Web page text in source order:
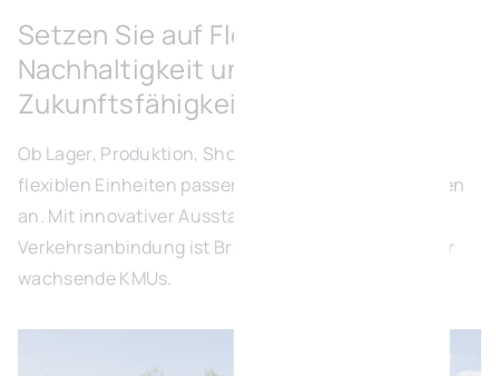
Setzen Sie auf Flexibilität,
Nachhaltigkeit und
Zukunftsfähigkeit
Ob Lager, Produktion, Showroom oder Labor – die
flexiblen Einheiten passen sich Ihren Anforderungen
an. Mit innovativer Ausstattung und optimaler
Verkehrsanbindung ist Brühl der ideale Standort für
wachsende KMUs.